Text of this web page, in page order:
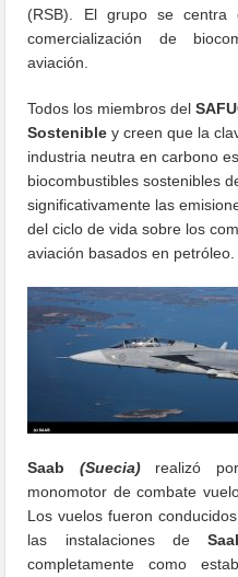
(RSB). El grupo se
comercialización de
aviación.
Todos los miembros del
Sostenible y creen que la
industria neutra en carbono
biocombustibles sostenibles
significativamente las
del ciclo de vida sobre los
aviación basados en petróleo.
Saab (Suecia)realizó
monomotor de combate
Los vuelos fueron
las instalaciones de
completamente como